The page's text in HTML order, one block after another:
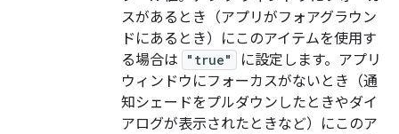
スがあるとき（アプリがフォアグラウン
ドにあるとき）にこのアイテムを使用す
る場合は
"true"
に設定します。アプリ
ウィンドウにフォーカスがないとき（通
知シェードをプルダウンしたときやダイ
アログが表示されたときなど）にこのア